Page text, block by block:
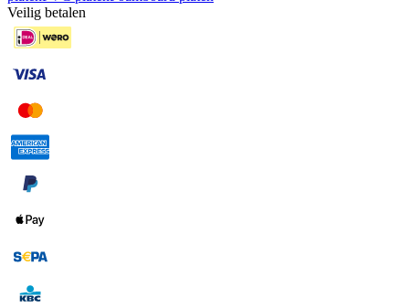
Veilig betalen